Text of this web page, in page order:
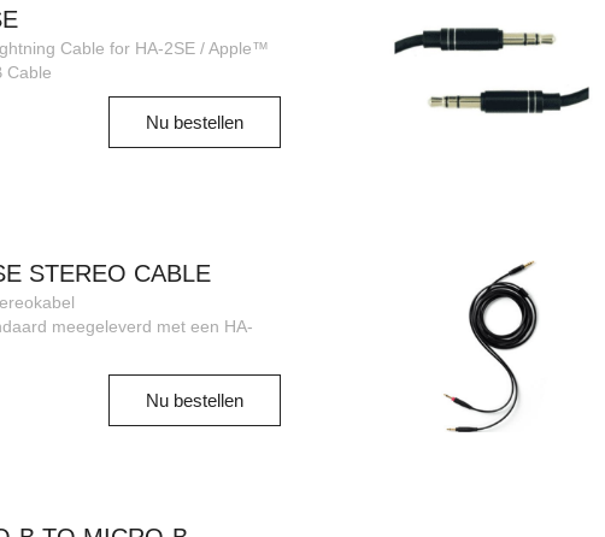
Cable for HA-2SE / Apple™
Cable
Nu bestellen
STEREO CABLE
meegeleverd met een HA-
Nu bestellen